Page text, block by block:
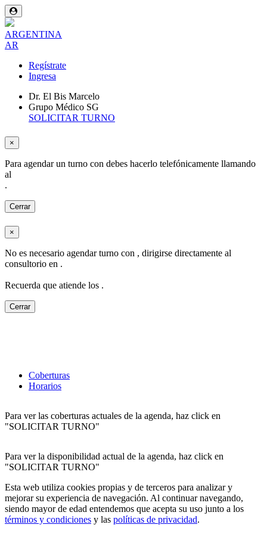
ARGENTINA
AR
Regístrate
Ingresa
Dr. El Bis Marcelo
Grupo Médico SG
SOLICITAR TURNO
×
Para agendar un turno con debes hacerlo telefónicamente llamando
al
.
Cerrar
×
No es necesario agendar turno con , dirigirse directamente al
consultorio en .
Recuerda que atiende los .
Cerrar
Coberturas
Horarios
Para ver las coberturas actuales de la agenda, haz click en
"SOLICITAR TURNO"
Para ver la disponibilidad actual de la agenda, haz click en
"SOLICITAR TURNO"
Esta web utiliza cookies propias y de terceros para analizar y
mejorar su experiencia de navegación. Al continuar navegando,
siendo mayor de edad entendemos que acepta su uso junto a los
términos y condiciones y las políticas de privacidad.